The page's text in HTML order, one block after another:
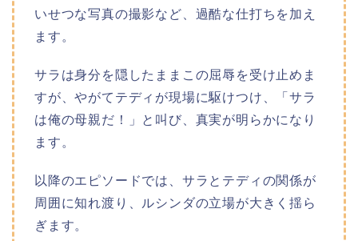
いせつな写真の撮影など、過酷な仕打ちを加え
ます。
サラは身分を隠したままこの屈辱を受け止めま
すが、やがてテディが現場に駆けつけ、「サラ
は俺の母親だ！」と叫び、真実が明らかになり
ます。
以降のエピソードでは、サラとテディの関係が
周囲に知れ渡り、ルシンダの立場が大きく揺ら
ぎます。